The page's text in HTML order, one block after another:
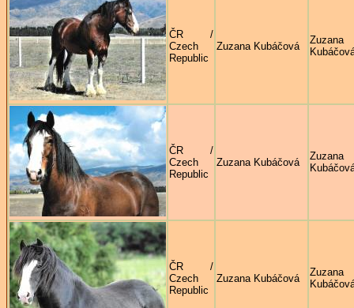
ČR /
Czech
Republic
Zuzana Kubáčová
Zuzana
ČR /
Czech
Republic
Zuzana Kubáčová
Zuzana
ČR /
Czech
Republic
Zuzana Kubáčová
Zuzana